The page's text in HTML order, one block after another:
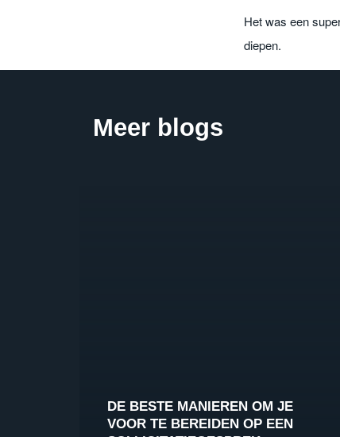
Het was een
diepen.
Meer blogs
DE BESTE MANIEREN OM JE
VOOR TE BEREIDEN OP EEN